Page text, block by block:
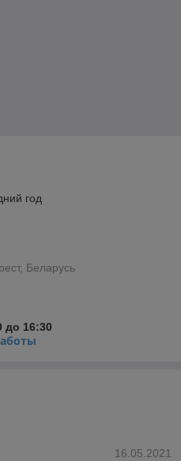
год
Беларусь
до 16:30
16.05.2021